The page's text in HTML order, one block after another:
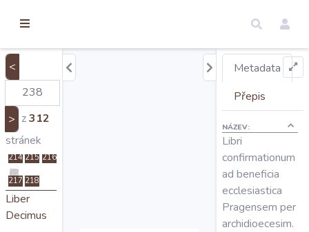
Úvod
Edice
Regesty
Hledat
<
> z312
stránek
196 197
202
206
208
211 212
214 215 216
217 218
Liber
Decimus
Metadata
Přepis
NÁZEV:
Libri
confirmationum
ad beneficia
ecclesiastica
Pragensem per
archidioecesim.